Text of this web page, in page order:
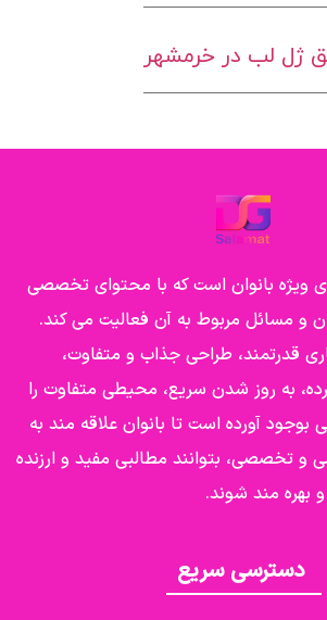
ژل لب در خرمشهر
ویژه بانوان است که با محتوای تخصصی
و مسائل مربوط به آن فعالیت می کند.
قدرتمند، طراحی جذاب و متفاوت،
به روز شدن سریع، محیطی متفاوت را
بوجود آورده است تا بانوان علاقه مند به
و تخصصی، بتوانند مطالبی مفید و ارزنده
بهره مند شوند.
دسترسی سریع